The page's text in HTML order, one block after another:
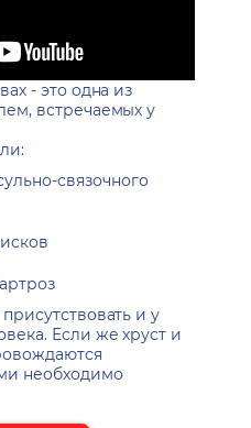
- это одна из
встречаемых у
связочного
и у
Если же хруст и
необходимо